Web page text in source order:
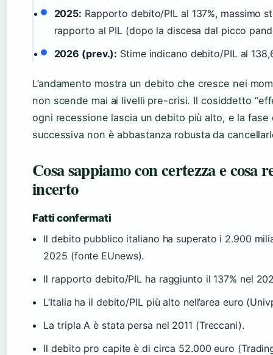
2025: Rapporto debito/PIL al 137%, massimo
rapporto al PIL (dopo la discesa dal picco
2026 (prev.): Stime indicano debito/PIL al
L’andamento mostra un debito che cresce nei
non scende mai ai livelli pre-crisi. Il cosiddetto
ogni recessione lascia un debito più alto, e la fase
successiva non è abbastanza robusta da
Cosa sappiamo con certezza e cosa
incerto
Fatti confermati
Il debito pubblico italiano ha superato i 2.900
2025 (fonte EUnews).
Il rapporto debito/PIL ha raggiunto il 137% nel
L’Italia ha il debito/PIL più alto nell’area euro
La tripla A è stata persa nel 2011 (Treccani).
Il debito pro capite è di circa 52.000 euro